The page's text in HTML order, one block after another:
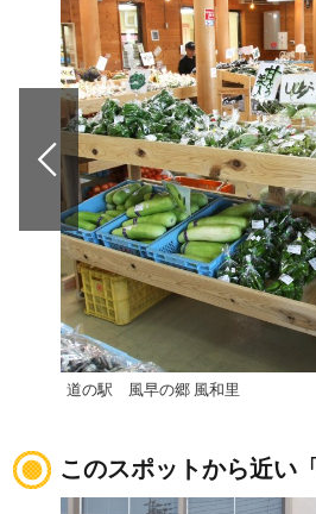
道の駅 風早の郷 風和里
このスポットから近い